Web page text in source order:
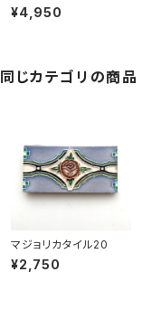
¥4,950
同じカテゴリの商品
マジョリカタイル20
¥2,750